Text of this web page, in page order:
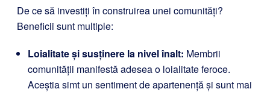
De ce să investiți în construirea unei comunități?
Beneficii sunt multiple:
Loialitate și susținere la nivel înalt: Membrii
comunității manifestă adesea o loialitate feroce.
Aceștia simt un sentiment de apartenență și sunt mai